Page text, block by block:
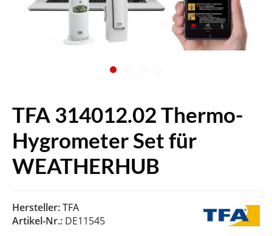
TFA 314012.02 Thermo-
Hygrometer Set für
WEATHERHUB
Hersteller:TFA
Artikel-Nr.: DE11545